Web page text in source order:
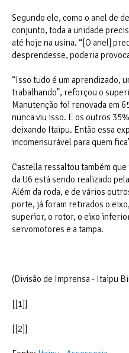
Segundo ele, como o anel de
conjunto, toda a unidade
até hoje na usina. “[O anel]
desprendesse, poderia
“Isso tudo é um aprendizado,
trabalhando”, reforçou o
Manutenção foi renovada em
nunca viu isso. E os outros
deixando Itaipu. Então essa
incomensurável para quem
Castella ressaltou também
da U6 está sendo realizado
Além da roda, e de vários
porte, já foram retirados o
superior, o rotor, o eixo
servomotores e a tampa.
(Divisão de Imprensa - Itaipu
[[1]]
[[2]]